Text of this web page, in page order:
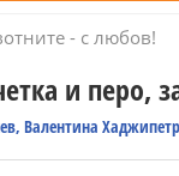
- с любов!
и перо,
Валентина